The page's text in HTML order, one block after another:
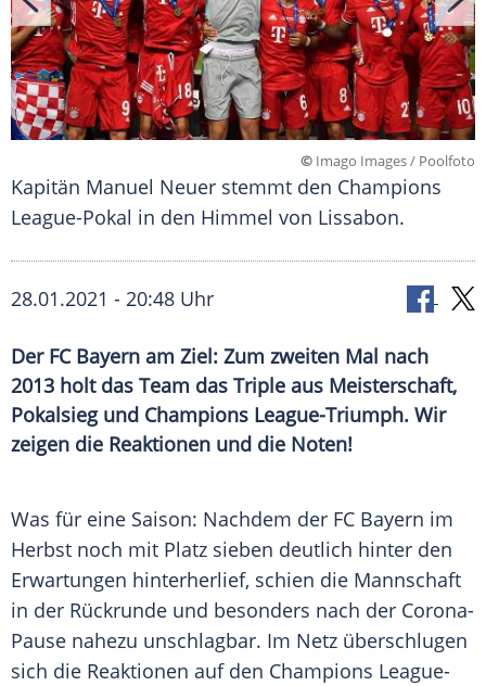
© Imago Images / Poolfoto
Kapitän Manuel Neuer stemmt den Champions
League-Pokal in den Himmel von Lissabon.
28.01.2021 - 20:48 Uhr
Der FC Bayern am Ziel: Zum zweiten Mal nach
2013 holt das Team das Triple aus Meisterschaft,
Pokalsieg und Champions League-Triumph. Wir
zeigen die Reaktionen und die Noten!
Was für eine Saison: Nachdem der FC Bayern im
Herbst noch mit Platz sieben deutlich hinter den
Erwartungen hinterherlief, schien die Mannschaft
in der Rückrunde und besonders nach der Corona-
Pause nahezu unschlagbar. Im Netz überschlugen
sich die Reaktionen auf den Champions League-